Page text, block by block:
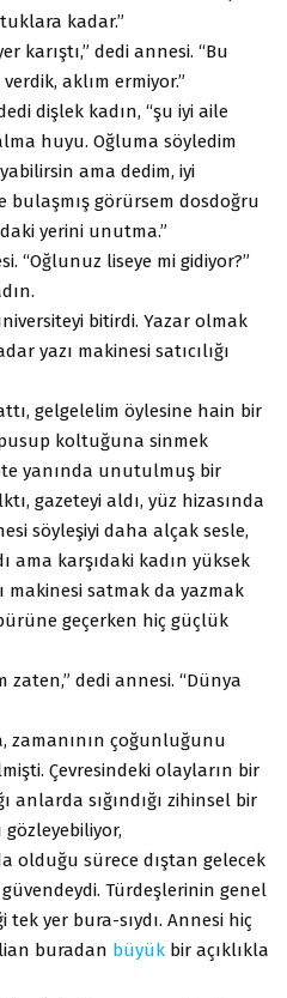
kadar.”
karıştı,” dedi annesi. “Bu
aklım ermiyor.”
dişlek kadın, “şu iyi aile
huyu. Oğluma söyledim
ama dedim, iyi
bulaşmış görürsem dosdoğru
yerini unutma.”
“Oğlunuz liseye mi gidiyor?”
bitirdi. Yazar olmak
yazı makinesi satıcılığı
gelgelelim öylesine hain bir
koltuğuna sinmek
yanında unutulmuş bir
gazeteyi aldı, yüz hizasında
söyleşiyi daha alçak sesle,
ama karşıdaki kadın yüksek
makinesi satmak da yazmak
geçerken hiç güçlük
zaten,” dedi annesi. “Dünya
zamanının çoğunluğunu
Çevresindeki olayların bir
anlarda sığındığı zihinsel bir
gözleyebiliyor,
olduğu sürece dıştan gelecek
Türdeşlerinin genel
yer bura-sıydı. Annesi hiç
buradan büyük bir açıklıkla